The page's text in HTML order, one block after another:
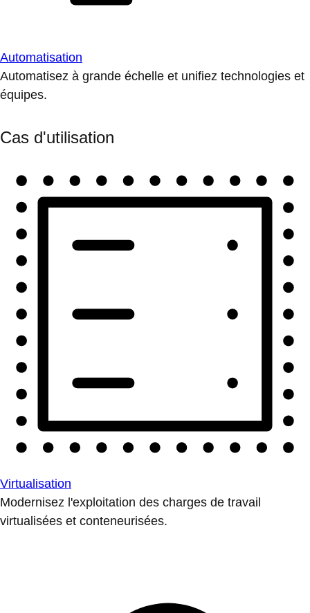
Automatisation
Automatisez à grande échelle et unifiez technologies et
équipes.
Cas d'utilisation
Virtualisation
Modernisez l'exploitation des charges de travail
virtualisées et conteneurisées.